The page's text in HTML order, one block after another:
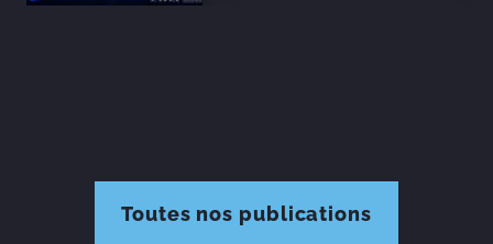
Toutes nos publications